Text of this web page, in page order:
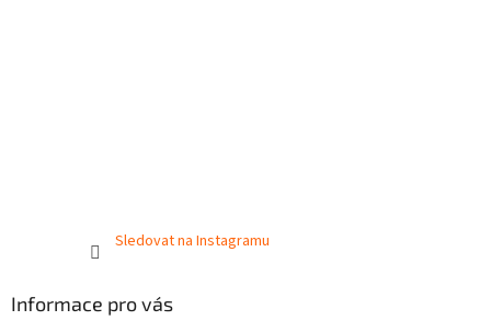
Sledovat na Instagramu
Informace pro vás